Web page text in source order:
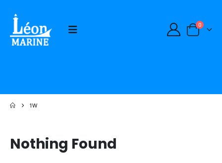
0
1W
Nothing Found